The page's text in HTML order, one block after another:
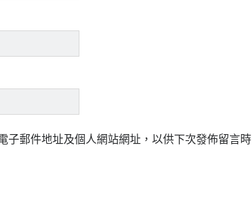
子郵件地址及個人網站網址，以供下次發佈留言時